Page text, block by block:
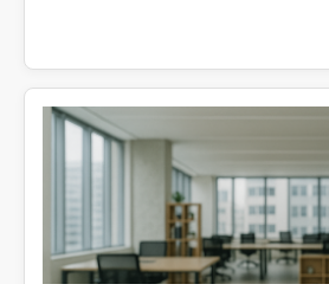
談する条件、相談前に用意する情